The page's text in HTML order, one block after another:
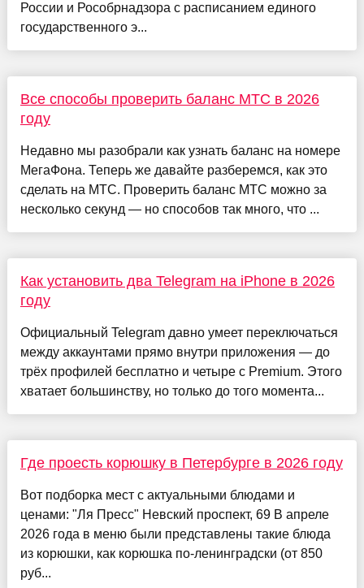
России и Рособрнадзора с расписанием единого
государственного э...
Все способы проверить баланс МТС в 2026
году
Недавно мы разобрали как узнать баланс на номере
МегаФона. Теперь же давайте разберемся, как это
сделать на МТС. Проверить баланс МТС можно за
несколько секунд — но способов так много, что ...
Как установить два Telegram на iPhone в 2026
году
Официальный Telegram давно умеет переключаться
между аккаунтами прямо внутри приложения — до
трёх профилей бесплатно и четыре с Premium. Этого
хватает большинству, но только до того момента...
Где проесть корюшку в Петербурге в 2026 году
Вот подборка мест с актуальными блюдами и
ценами: "Ля Пресс" Невский проспект, 69 В апреле
2026 года в меню были представлены такие блюда
из корюшки, как корюшка по-ленинградски (от 850
руб...